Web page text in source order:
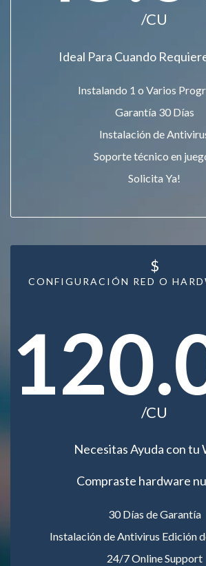
/CU
Ideal Para Cuando
Instalando 1 o Varios
Garantía 30 Días
Instalación de
Soporte técnico en
Solicita Ya!
CONFIGURACIÓN RED O
$
/CU
Necesitas Ayuda con tu
Compraste hardware
30 Días de Garantía
Instalación de Antivirus Edición
24/7 Online Support